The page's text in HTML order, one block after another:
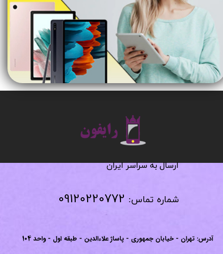
​​​​​​ارسال به سراسر ایران
شماره تماس: 09120220772
آدرس: تهران - خیابان جمهوری - پاساژ علاءالدین - طبقه اول - واحد 104